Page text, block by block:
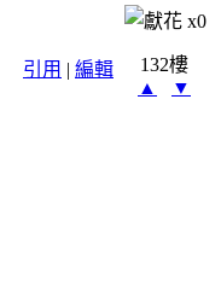
x0
引用 | 編輯
132樓
▲
▼